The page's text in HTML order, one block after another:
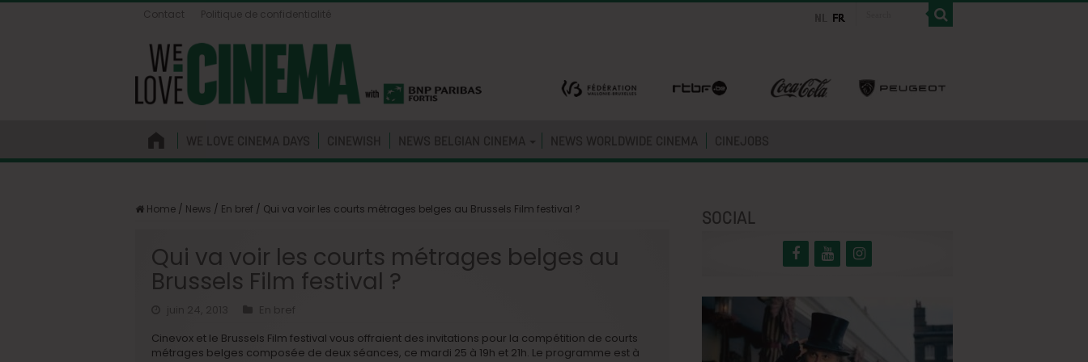
Contact Politique de confidentialité
WE LOVE CINEMA DAYS CINEWISH NEWS BELGIAN CINEMA NEWS WORLDWIDE CINEMA CINEJOBS
Home / News / En bref / Qui va voir les courts métrages belges au Brussels Film festival ?
Qui va voir les courts métrages belges au
Brussels Film festival ?
En bref
Cinevox et le Brussels Film festival vous offraient des invitations pour la compétition de courts
métrages belges composée de deux séances, ce mardi 25 à 19h et 21h. Le programme est à
SOCIAL